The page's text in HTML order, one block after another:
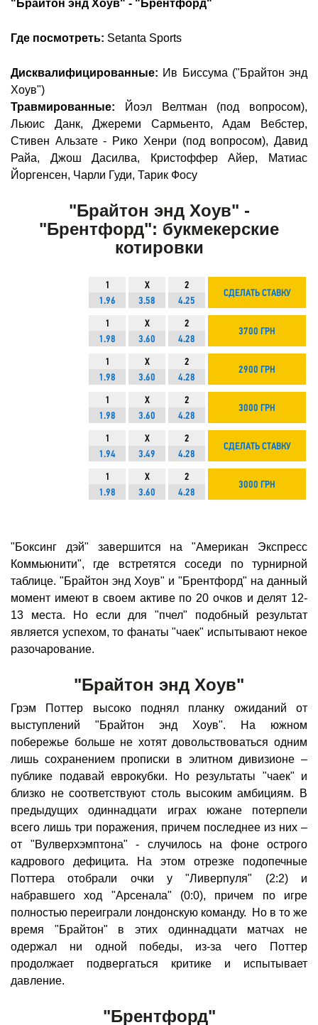
"Брайтон энд Хоув" - "Брентфорд"
Где посмотреть: Setanta Sports
Дисквалифицированные: Ив Биссума ("Брайтон энд
Хоув")
Травмированные: Йоэл Велтман (под вопросом),
Льюис Данк, Джереми Сармьенто, Адам Вебстер,
Стивен Альзате - Рико Хенри (под вопросом), Давид
Райа, Джош Дасилва, Кристоффер Айер, Матиас
Йоргенсен, Чарли Гуди, Тарик Фосу
"Брайтон энд Хоув" -
"Брентфорд": букмекерские
котировки
1
1.96
X
3.58
2
4.25
СДЕЛАТЬ СТАВКУ
1
1.98
X
3.60
2
4.28
3700 ГРН
1
1.98
X
3.60
2
4.28
2900 ГРН
1
1.98
X
3.60
2
4.28
3000 ГРН
1
1.94
X
3.49
2
4.28
СДЕЛАТЬ СТАВКУ
1
1.98
X
3.60
2
4.28
3000 ГРН
"Боксинг дэй" завершится на "Американ Экспресс
Коммьюнити", где встретятся соседи по турнирной
таблице. "Брайтон энд Хоув" и "Брентфорд" на данный
момент имеют в своем активе по 20 очков и делят 12-
13 места. Но если для "пчел" подобный результат
является успехом, то фанаты "чаек" испытывают некое
разочарование.
"Брайтон энд Хоув"
Грэм Поттер высоко поднял планку ожиданий от
выступлений "Брайтон энд Хоув". На южном
побережье больше не хотят довольствоваться одним
лишь сохранением прописки в элитном дивизионе –
публике подавай еврокубки. Но результаты "чаек" и
близко не соответствуют столь высоким амбициям. В
предыдущих одиннадцати играх южане потерпели
всего лишь три поражения, причем последнее из них –
от "Вулверхэмптона" - случилось на фоне острого
кадрового дефицита. На этом отрезке подопечные
Поттера отобрали очки у "Ливерпуля" (2:2) и
набравшего ход "Арсенала" (0:0), причем по игре
полностью переиграли лондонскую команду. Но в то же
время "Брайтон" в этих одиннадцати матчах не
одержал ни одной победы, из-за чего Поттер
продолжает подвергаться критике и испытывает
давление.
"Брентфорд"